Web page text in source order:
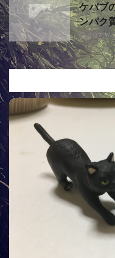
ケバブ
ンパク
2025/